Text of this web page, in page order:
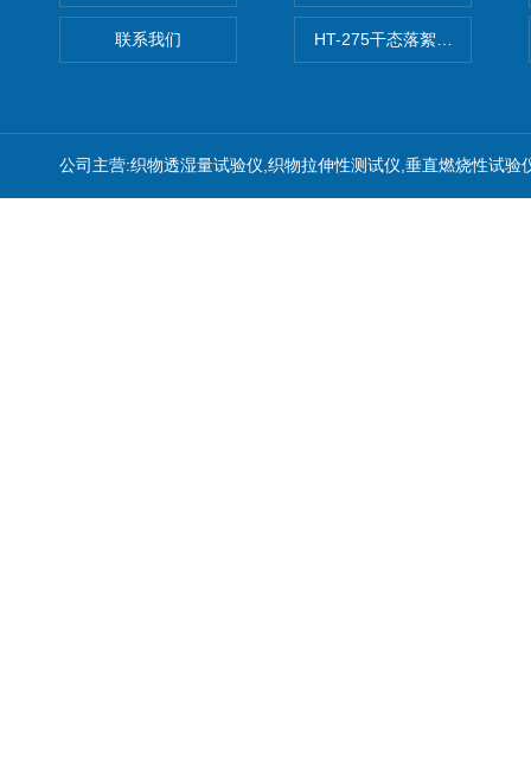
联系我们 HT-275干态落絮测试仪
公司主营:织物透湿量试验仪,织物拉伸性测试仪,垂直燃烧性试验